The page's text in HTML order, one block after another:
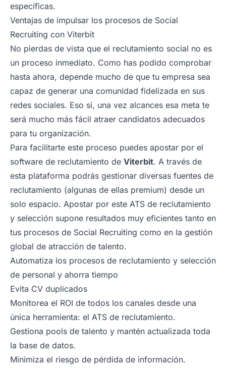
específicas.
Ventajas de impulsar los procesos de Social
Recruiting con Viterbit
No pierdas de vista que el reclutamiento social no es
un proceso inmediato. Como has podido comprobar
hasta ahora, depende mucho de que tu empresa sea
capaz de generar una comunidad fidelizada en sus
redes sociales. Eso sí, una vez alcances esa meta te
será mucho más fácil atraer candidatos adecuados
para tu organización.
Para facilitarte este proceso puedes apostar por el
software de reclutamiento de Viterbit. A través de
esta plataforma podrás gestionar diversas fuentes de
reclutamiento (algunas de ellas premium) desde un
solo espacio. Apostar por este ATS de reclutamiento
y selección supone resultados muy eficientes tanto en
tus procesos de Social Recruiting como en la gestión
global de atracción de talento.
Automatiza los procesos de reclutamiento y selección
de personal y ahorra tiempo
Evita CV duplicados
Monitorea el ROI de todos los canales desde una
única herramienta: el ATS de reclutamiento.
Gestiona pools de talento y mantén actualizada toda
la base de datos.
Minimiza el riesgo de pérdida de información.